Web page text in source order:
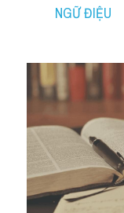
NGỮ ĐIỆU